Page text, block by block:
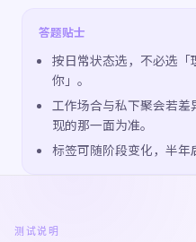
答题贴士
按日常状态选，不必选
你」。
工作场合与私下聚会若
现的那一面为准。
标签可随阶段变化，半年
测试说明